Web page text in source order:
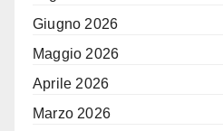
Giugno 2026
Maggio 2026
Aprile 2026
Marzo 2026